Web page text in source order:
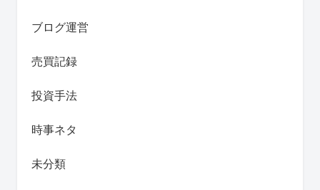
ブログ運営
売買記録
投資手法
時事ネタ
未分類